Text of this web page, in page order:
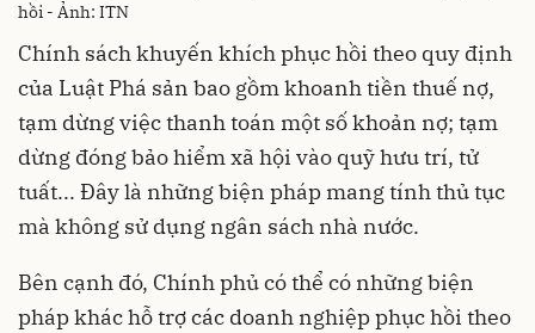
hồi - Ảnh: ITN
Chính sách khuyến khích phục hồi theo quy định
của Luật Phá sản bao gồm khoanh tiền thuế nợ,
tạm dừng việc thanh toán một số khoản nợ; tạm
dừng đóng bảo hiểm xã hội vào quỹ hưu trí, tử
tuất... Đây là những biện pháp mang tính thủ tục
mà không sử dụng ngân sách nhà nước.
Bên cạnh đó, Chính phủ có thể có những biện
pháp khác hỗ trợ các doanh nghiệp phục hồi theo